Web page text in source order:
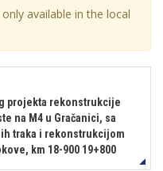
available in the local
projekta rekonstrukcije
na M4 u Gračanici, sa
traka i rekonstrukcijom
km 18-900 19+800